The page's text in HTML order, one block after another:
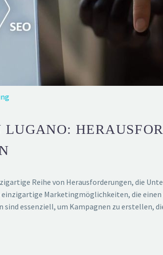
Reihe von Herausforderungen, die
Marketingmöglichkeiten, die
essenziell, um Kampagnen zu erstellen,